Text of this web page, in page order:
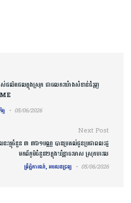
ាស់ផលិតផលក្នុងស្រុក ជាចលករយ៉ាងសំខាន់ជំរុញ
ច 05/06/2026
Next Post
នវត្ថុចំនួន ៣ ៣៦១បណ្ណ បានប្រគល់ជូនប្រជាពលរដ្ឋ
មកពីភូមិ​ចំនួន​២​ក្នុងឃុំ​ខ្នាចរមាស ស្រុកបវេល
ព្រឹត្តិការណ៍, អចលនទ្រព្យ 05/06/2026